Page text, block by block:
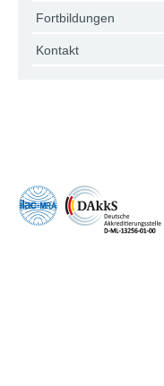
Fortbildungen
Kontakt